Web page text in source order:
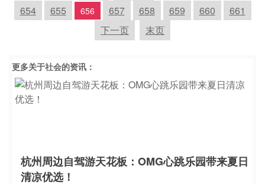
654
655 656 657 658 659 660
661
下一页
末页
更多关于社会的资讯：
杭州周边自驾游天花板：OMG心跳乐园带来夏日
清凉优选！